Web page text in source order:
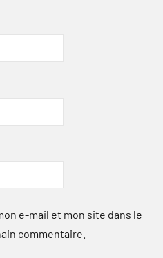
e-mail et mon site dans le
commentaire.